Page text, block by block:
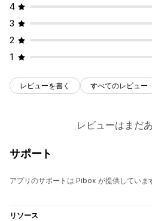
4
3
2
1
レビューを書く すべてのレビュー
レビューはまだ
サポート
アプリのサポートは Pibox が提供していま
リソース